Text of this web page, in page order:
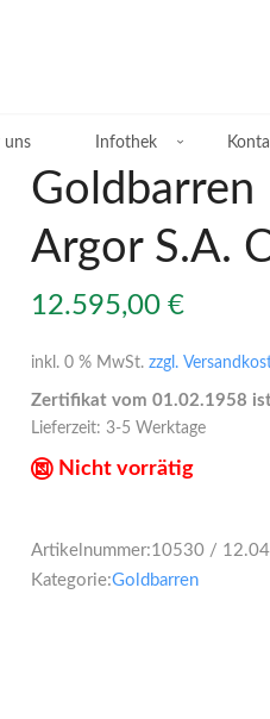
Europa
Welt
uns Infothek
Goldbarren
Argor S.A.
12.595,00 €
inkl. 0 % MwSt. zzgl.
Zertifikat vom 01.02.1958
Lieferzeit: 3-5 Werktage
Nicht vorrätig
Artikelnummer:10530 /
Kategorie:Goldbarren